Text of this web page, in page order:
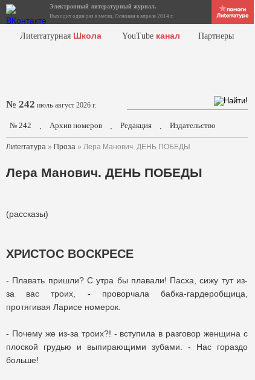
Электронный литературный журнал.
Выходит один раз в месяц. Основан в апреле 2014 г.
Лиterraтурная Школа YouTube канал Партнеры
№ 242 июль-август 2026 г.
№ 242 . Архив номеров . Редакция . Издательство
Лиterraтура » Проза » Лера Манович. ДЕНЬ ПОБЕДЫ
Лера Манович. ДЕНЬ ПОБЕДЫ
(рассказы)
ХРИСТОС ВОСКРЕСЕ
- Плавать пришли? С утра бы плавали! Пасха, сижу тут из-
за вас троих, - проворчала бабка-гардеробщица,
протягивая Ларисе номерок.
- Почему же из-за троих?! - вступила в разговор женщина с
плоской грудью и выпирающими зубами. - Нас гораздо
больше!